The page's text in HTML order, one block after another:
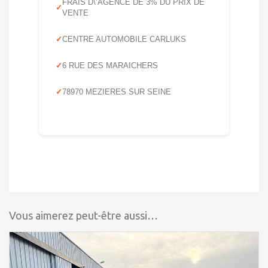
FRAIS D\’AGENCE DE 3% DU PRIX DE
VENTE
CENTRE AUTOMOBILE CARLUKS
6 RUE DES MARAICHERS
78970 MEZIERES SUR SEINE
Vous aimerez peut-être aussi…